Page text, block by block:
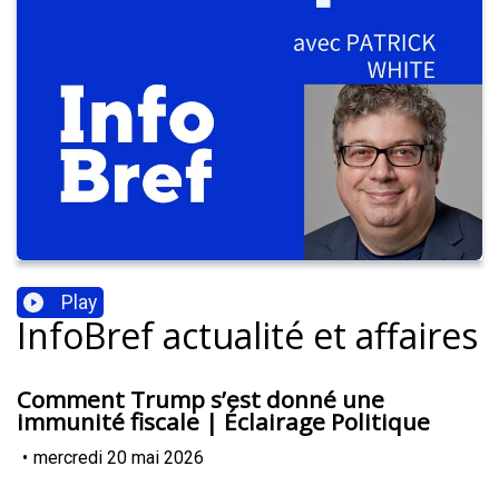
Play
InfoBref actualité et affaires
Comment Trump s’est donné une
immunité fiscale | Éclairage Politique
• mercredi 20 mai 2026